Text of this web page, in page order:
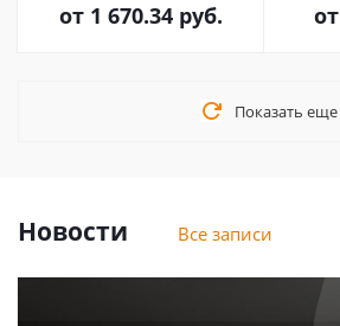
от 1 670.34 руб. от
Показать еще
Новости Все записи